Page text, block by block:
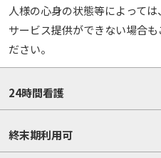
人様の心身の状態等によって
サービス提供ができない場合
ださい。
24時間看護
終末期利用可